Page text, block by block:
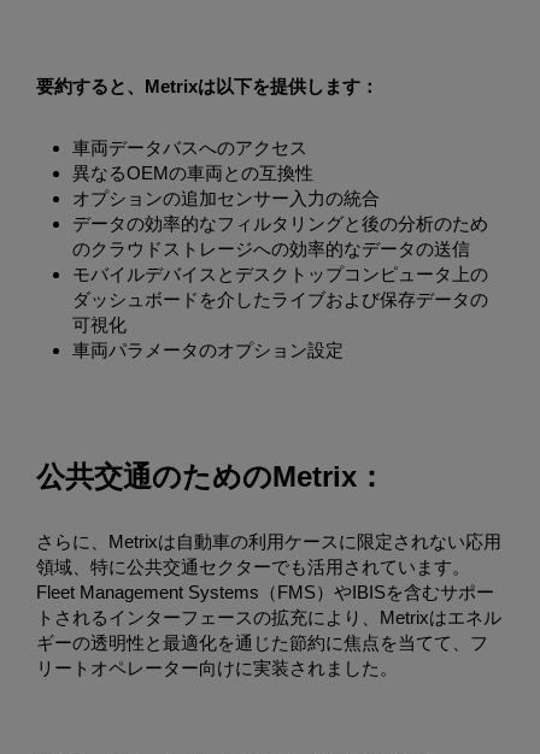
要約すると、Metrixは以下を提供します：
車両データバスへのアクセス
異なるOEMの車両との互換性
オプションの追加センサー入力の統合
データの効率的なフィルタリングと後の分析のため
のクラウドストレージへの効率的なデータの送信
モバイルデバイスとデスクトップコンピュータ上の
ダッシュボードを介したライブおよび保存データの
可視化
車両パラメータのオプション設定
公共交通のためのMetrix：
さらに、Metrixは自動車の利用ケースに限定されない応用
領域、特に公共交通セクターでも活用されています。
Fleet Management Systems（FMS）やIBISを含むサポー
トされるインターフェースの拡充により、Metrixはエネル
ギーの透明性と最適化を通じた節約に焦点を当てて、フ
リートオペレーター向けに実装されました。